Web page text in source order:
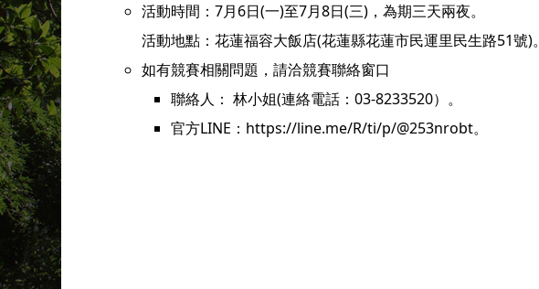
活動時間：7月6日(一)至7月8日(三)，為期三天兩夜。
活動地點：花蓮福容大飯店(花蓮縣花蓮市民運里民生路51號)。
如有競賽相關問題，請洽競賽聯絡窗口
聯絡人： 林小姐(連絡電話：03-8233520）。
官方LINE：https://line.me/R/ti/p/@253nrobt。